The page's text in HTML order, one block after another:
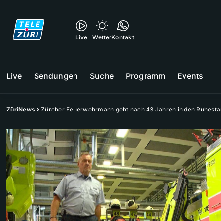
Live WetterKontakt
Live Sendungen Suche Programm Events
ZüriNews Zürcher Feuerwehrmann geht nach 43 Jahren in den